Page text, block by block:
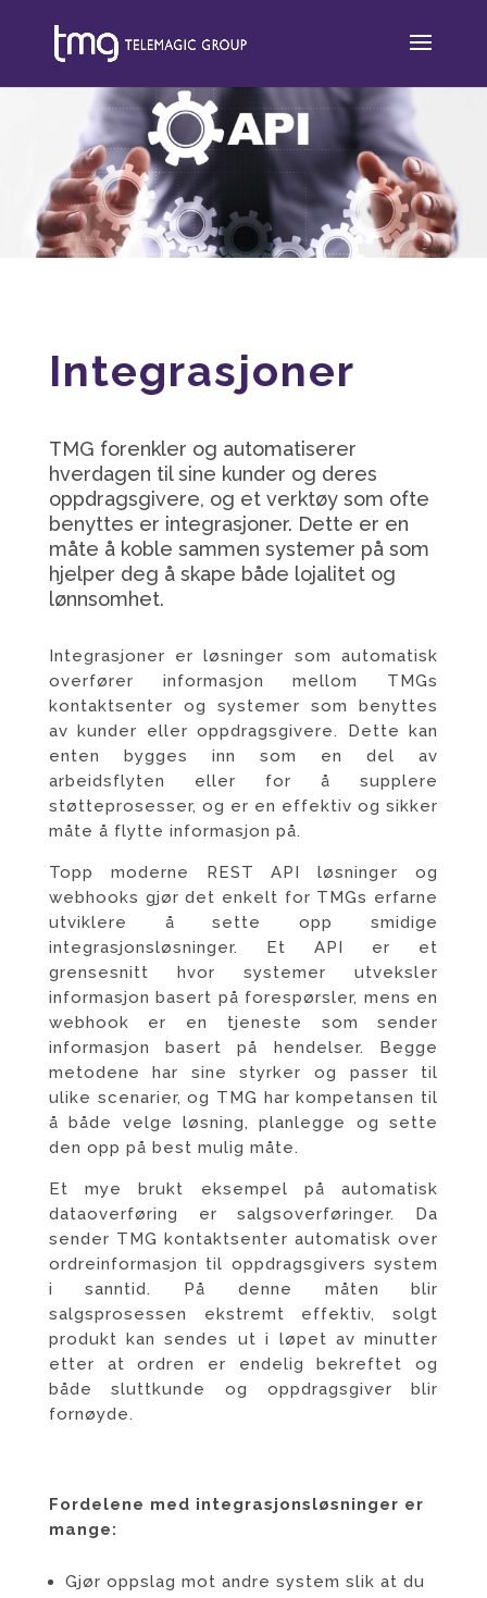
Integrasjoner
TMG forenkler og automatiserer
hverdagen til sine kunder og deres
oppdragsgivere, og et verktøy som ofte
benyttes er integrasjoner. Dette er en
måte å koble sammen systemer på som
hjelper deg å skape både lojalitet og
lønnsomhet.
Integrasjoner er løsninger som automatisk
overfører informasjon mellom TMGs
kontaktsenter og systemer som benyttes
av kunder eller oppdragsgivere. Dette kan
enten bygges inn som en del av
arbeidsflyten eller for å supplere
støtteprosesser, og er en effektiv og sikker
måte å flytte informasjon på.
Topp moderne REST API løsninger og
webhooks gjør det enkelt for TMGs erfarne
utviklere å sette opp smidige
integrasjonsløsninger. Et API er et
grensesnitt hvor systemer utveksler
informasjon basert på forespørsler, mens en
webhook er en tjeneste som sender
informasjon basert på hendelser. Begge
metodene har sine styrker og passer til
ulike scenarier, og TMG har kompetansen til
å både velge løsning, planlegge og sette
den opp på best mulig måte.
Et mye brukt eksempel på automatisk
dataoverføring er salgsoverføringer. Da
sender TMG kontaktsenter automatisk over
ordreinformasjon til oppdragsgivers system
i sanntid. På denne måten blir
salgsprosessen ekstremt effektiv, solgt
produkt kan sendes ut i løpet av minutter
etter at ordren er endelig bekreftet og
både sluttkunde og oppdragsgiver blir
fornøyde.
Fordelene med integrasjonsløsninger er
mange:
Gjør oppslag mot andre system slik at du